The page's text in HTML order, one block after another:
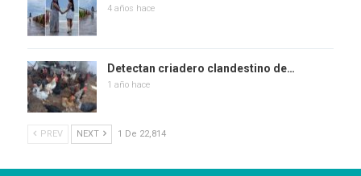
4 años hace
Detectan criadero clandestino de…
1 año hace
PREV NEXT 1 De 22,814